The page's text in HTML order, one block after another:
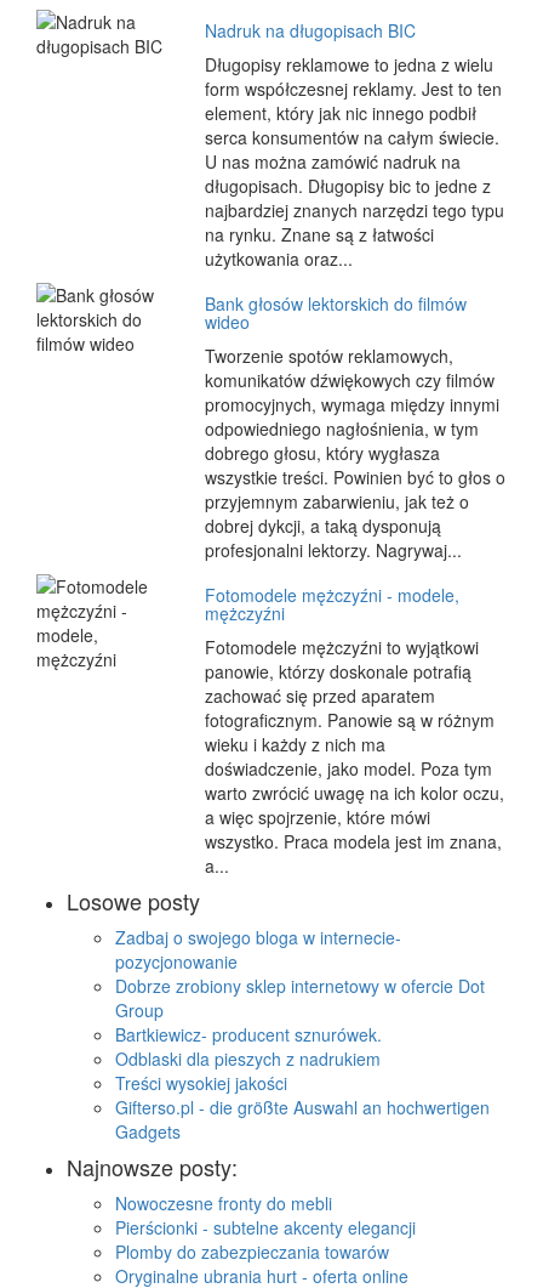
Nadruk na długopisach BIC
Długopisy reklamowe to jedna z wielu
form współczesnej reklamy. Jest to ten
element, który jak nic innego podbił
serca konsumentów na całym świecie.
U nas można zamówić nadruk na
długopisach. Długopisy bic to jedne z
najbardziej znanych narzędzi tego typu
na rynku. Znane są z łatwości
użytkowania oraz...
Bank głosów lektorskich do filmów
wideo
Tworzenie spotów reklamowych,
komunikatów dźwiękowych czy filmów
promocyjnych, wymaga między innymi
odpowiedniego nagłośnienia, w tym
dobrego głosu, który wygłasza
wszystkie treści. Powinien być to głos o
przyjemnym zabarwieniu, jak też o
dobrej dykcji, a taką dysponują
profesjonalni lektorzy. Nagrywaj...
Fotomodele mężczyźni - modele,
mężczyźni
Fotomodele mężczyźni to wyjątkowi
panowie, którzy doskonale potrafią
zachować się przed aparatem
fotograficznym. Panowie są w różnym
wieku i każdy z nich ma
doświadczenie, jako model. Poza tym
warto zwrócić uwagę na ich kolor oczu,
a więc spojrzenie, które mówi
wszystko. Praca modela jest im znana,
a...
Losowe posty
Zadbaj o swojego bloga w internecie-
pozycjonowanie
Dobrze zrobiony sklep internetowy w ofercie Dot
Group
Bartkiewicz- producent sznurówek.
Odblaski dla pieszych z nadrukiem
Treści wysokiej jakości
Gifterso.pl - die größte Auswahl an hochwertigen
Gadgets
Najnowsze posty:
Nowoczesne fronty do mebli
Pierścionki - subtelne akcenty elegancji
Plomby do zabezpieczania towarów
Oryginalne ubrania hurt - oferta online